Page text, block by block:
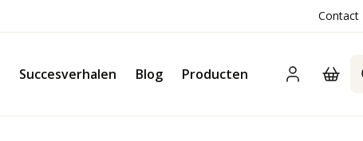
Contact
Succesverhalen Blog Producten